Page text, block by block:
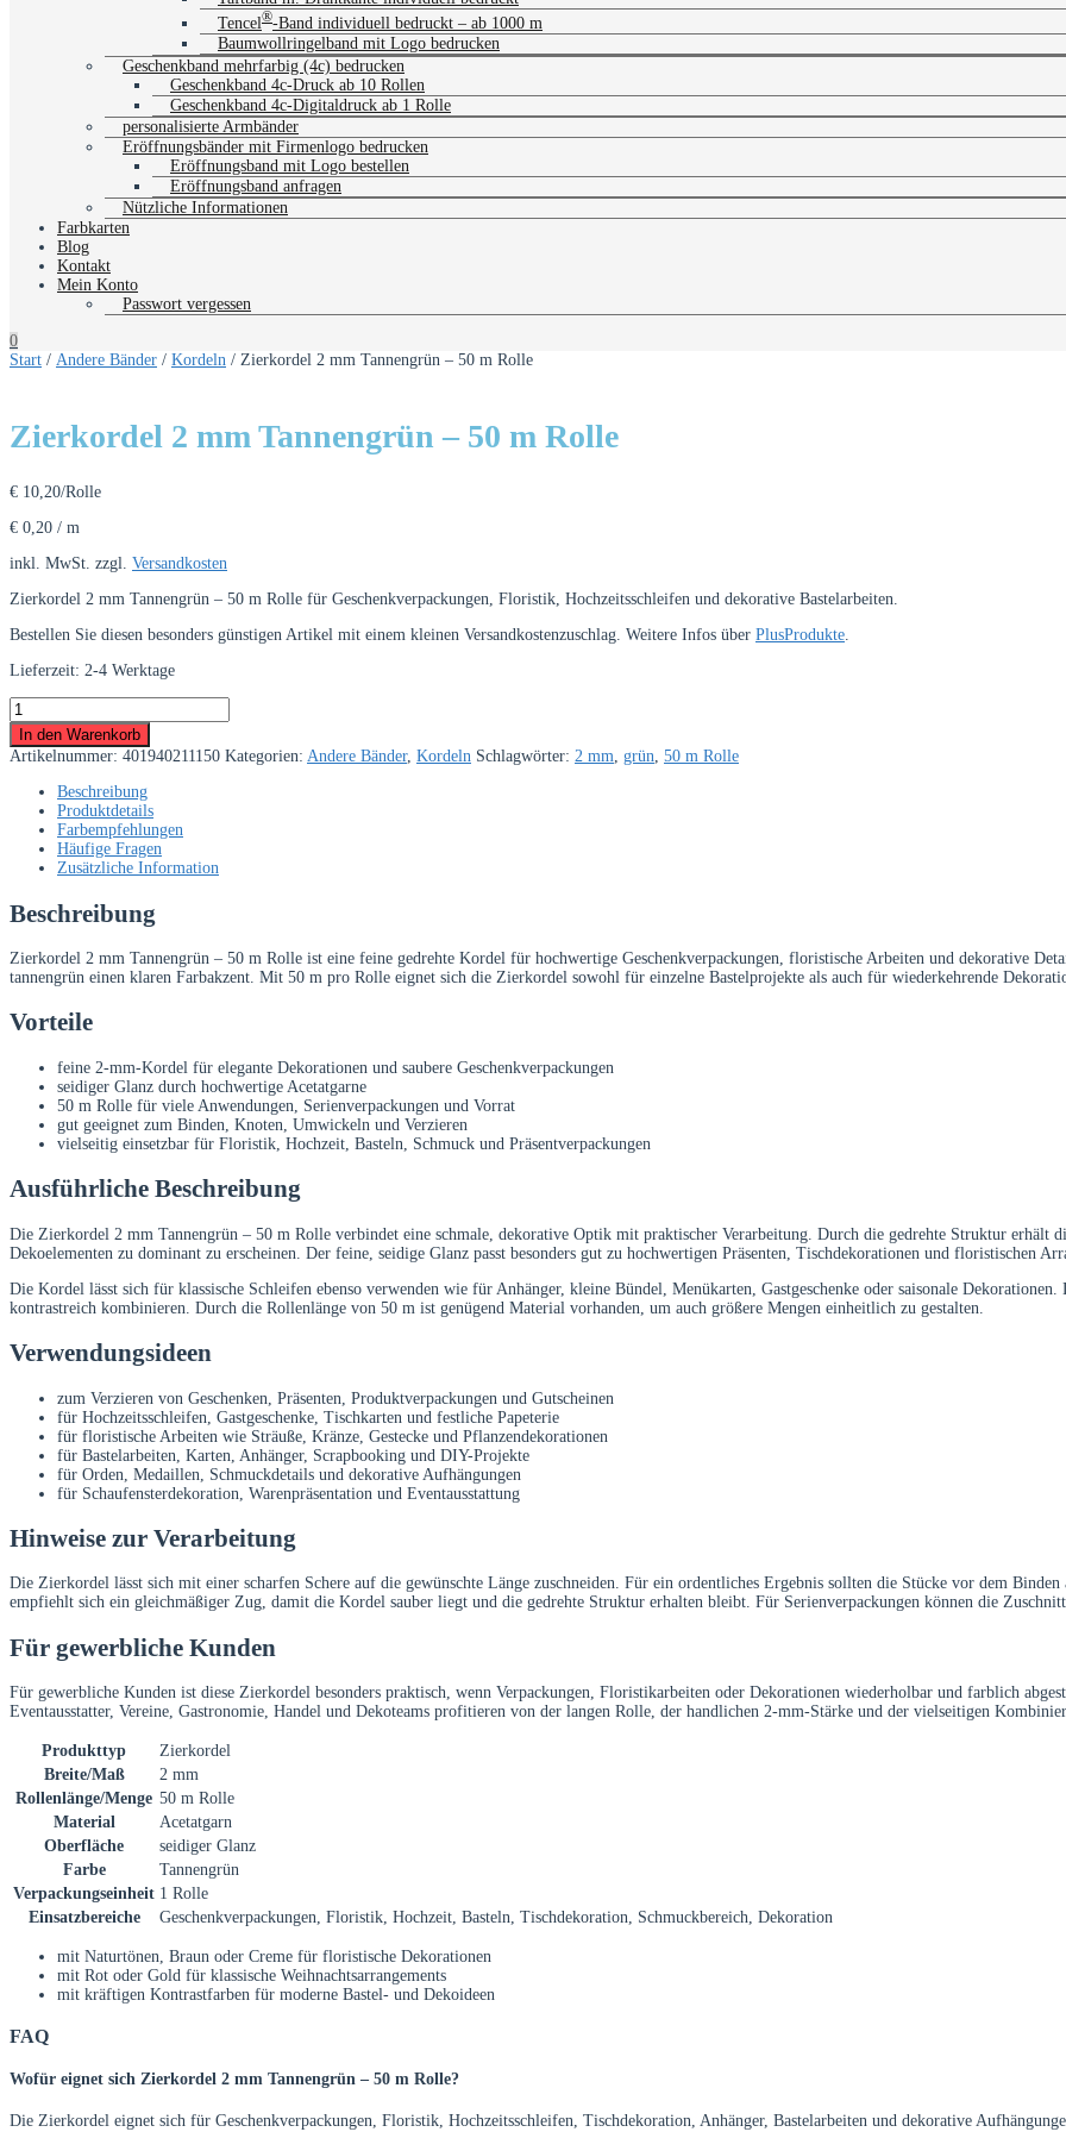
Tencel®-Band individuell bedruckt – ab 1000 m
Baumwollringelband mit Logo bedrucken
Geschenkband mehrfarbig (4c) bedrucken
Geschenkband 4c-Druck ab 10 Rollen
Geschenkband 4c-Digitaldruck ab 1 Rolle
personalisierte Armbänder
Eröffnungsbänder mit Firmenlogo bedrucken
Eröffnungsband mit Logo bestellen
Eröffnungsband anfragen
Nützliche Informationen
Farbkarten
Blog
Kontakt
Mein Konto
Passwort vergessen
0
Start / Andere Bänder / Kordeln / Zierkordel 2 mm Tannengrün – 50 m Rolle
Zierkordel 2 mm Tannengrün – 50 m Rolle
€ 10,20/Rolle
€ 0,20 / m
inkl. MwSt. zzgl. Versandkosten
Zierkordel 2 mm Tannengrün – 50 m Rolle für Geschenkverpackungen, Floristik, Hochzeitsschleifen und dekorative Bastelarbeiten.
Bestellen Sie diesen besonders günstigen Artikel mit einem kleinen Versandkostenzuschlag. Weitere Infos über PlusProdukte.
Lieferzeit: 2-4 Werktage
Zierkordel
2
mm
Tannengrün
Rolle
Menge
In den Warenkorb
Artikelnummer: 401940211150 Kategorien: Andere Bänder, Kordeln Schlagwörter: 2 mm, grün, 50 m Rolle
Beschreibung
Produktdetails
Farbempfehlungen
Häufige Fragen
Zusätzliche Information
Beschreibung
Zierkordel 2 mm Tannengrün – 50 m Rolle ist eine feine gedrehte Kordel für hochwertige Geschenkverpackungen, floristische Arbeiten und dekorative
tannengrün einen klaren Farbakzent. Mit 50 m pro Rolle eignet sich die Zierkordel sowohl für einzelne Bastelprojekte als auch für wiederkehrende
Vorteile
feine 2-mm-Kordel für elegante Dekorationen und saubere Geschenkverpackungen
seidiger Glanz durch hochwertige Acetatgarne
50 m Rolle für viele Anwendungen, Serienverpackungen und Vorrat
gut geeignet zum Binden, Knoten, Umwickeln und Verzieren
vielseitig einsetzbar für Floristik, Hochzeit, Basteln, Schmuck und Präsentverpackungen
Ausführliche Beschreibung
Die Zierkordel 2 mm Tannengrün – 50 m Rolle verbindet eine schmale, dekorative Optik mit praktischer Verarbeitung. Durch die gedrehte Struktur erhält
Dekoelementen zu dominant zu erscheinen. Der feine, seidige Glanz passt besonders gut zu hochwertigen Präsenten, Tischdekorationen und floristischen
Die Kordel lässt sich für klassische Schleifen ebenso verwenden wie für Anhänger, kleine Bündel, Menükarten, Gastgeschenke oder saisonale
kontrastreich kombinieren. Durch die Rollenlänge von 50 m ist genügend Material vorhanden, um auch größere Mengen einheitlich zu gestalten.
Verwendungsideen
zum Verzieren von Geschenken, Präsenten, Produktverpackungen und Gutscheinen
für Hochzeitsschleifen, Gastgeschenke, Tischkarten und festliche Papeterie
für floristische Arbeiten wie Sträuße, Kränze, Gestecke und Pflanzendekorationen
für Bastelarbeiten, Karten, Anhänger, Scrapbooking und DIY-Projekte
für Orden, Medaillen, Schmuckdetails und dekorative Aufhängungen
für Schaufensterdekoration, Warenpräsentation und Eventausstattung
Hinweise zur Verarbeitung
Die Zierkordel lässt sich mit einer scharfen Schere auf die gewünschte Länge zuschneiden. Für ein ordentliches Ergebnis sollten die Stücke vor dem
empfiehlt sich ein gleichmäßiger Zug, damit die Kordel sauber liegt und die gedrehte Struktur erhalten bleibt. Für Serienverpackungen können die
Für gewerbliche Kunden
Für gewerbliche Kunden ist diese Zierkordel besonders praktisch, wenn Verpackungen, Floristikarbeiten oder Dekorationen wiederholbar und farblich
Eventausstatter, Vereine, Gastronomie, Handel und Dekoteams profitieren von der langen Rolle, der handlichen 2-mm-Stärke und der vielseitigen
Produkttyp
Zierkordel
Breite/Maß
2 mm
Rollenlänge/Menge 50 m Rolle
Material
Acetatgarn
Oberfläche
seidiger Glanz
Farbe
Tannengrün
Verpackungseinheit 1 Rolle
Einsatzbereiche
Geschenkverpackungen, Floristik, Hochzeit, Basteln, Tischdekoration, Schmuckbereich, Dekoration
mit Naturtönen, Braun oder Creme für floristische Dekorationen
mit Rot oder Gold für klassische Weihnachtsarrangements
mit kräftigen Kontrastfarben für moderne Bastel- und Dekoideen
FAQ
Wofür eignet sich Zierkordel 2 mm Tannengrün – 50 m Rolle?
Die Zierkordel eignet sich für Geschenkverpackungen, Floristik, Hochzeitsschleifen, Tischdekoration, Anhänger, Bastelarbeiten und dekorative